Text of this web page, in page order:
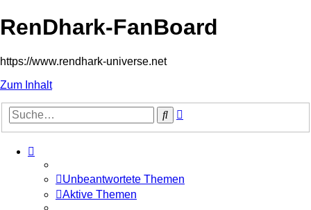
RenDhark-FanBoard
https://www.rendhark-universe.net
Zum Inhalt
Suche
Unbeantwortete Themen
Aktive Themen